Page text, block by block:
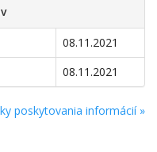
08.11.2021
08.11.2021
poskytovania informácií »